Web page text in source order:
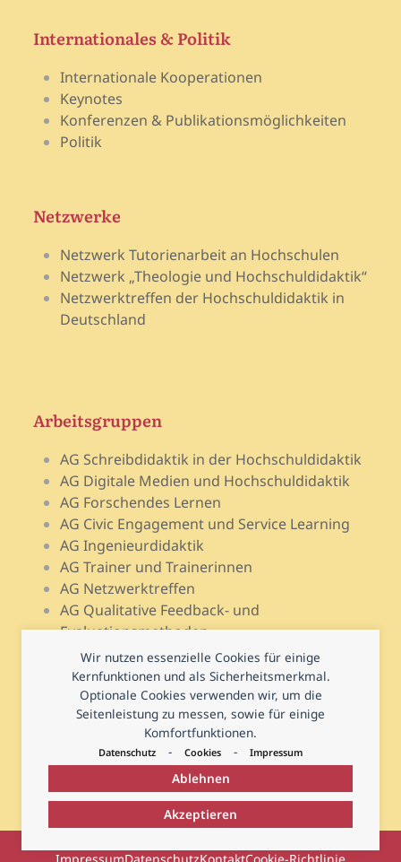
Wir nutzen essenzielle Cookies für einige
Kernfunktionen und als Sicherheitsmerkmal.
Optionale Cookies verwenden wir, um die
Seitenleistung zu messen, sowie für einige
Komfortfunktionen.
Datenschutz - Cookies - Impressum
Akzeptieren
Ablehnen
Internationales & Politik
Internationale Kooperationen
Keynotes
Konferenzen & Publikationsmöglichkeiten
Politik
Netzwerke
Netzwerk Tutorienarbeit an Hochschulen
Netzwerk „Theologie und Hochschuldidaktik“
Netzwerktreffen der Hochschuldidaktik in
Deutschland
Arbeitsgruppen
AG Schreibdidaktik in der Hochschuldidaktik
AG Digitale Medien und Hochschuldidaktik
AG Forschendes Lernen
AG Civic Engagement und Service Learning
AG Ingenieurdidaktik
AG Trainer und Trainerinnen
AG Netzwerktreffen
AG Qualitative Feedback- und
Evaluationsmethoden
AG Open Teach Ware – Lehrportale
AG Psychologie und Lehr-Lern-Forschung
AG Prüfen und Prüfungsdidaktik
AG Hochschuldidaktische Regional- und
Landesnetzwerke